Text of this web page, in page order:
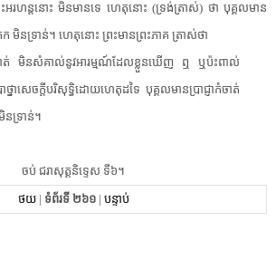
រហន្ត​នោះ មិន​មាន​ទេ​ ហេតុ​នោះ (ទ្រង់​ត្រាស់​) ថា បុគ្គល​មាន​
ក មិន​ទ្រាន់។ ហេតុ​នោះ ព្រះមានព្រះភាគ ត្រាស់​ថា​
ចាត់​ មិន​សំ​គា​ល់​នូវ​អារម្មណ៍​ដែល​ខ្លួន​ឃើញ​ ឮ ឬប៉ះពាល់​
នា​សេចក្តី​បរិសុទ្ធិ​ដោយហេតុ​ដទៃ​ បុគ្គល​មាន​ប្រាជ្ញា​កំចាត់​
ន​ទ្រាន់។
ចប់ ជរា​សុត្ត​និទ្ទេស ទី៦។
ថយ| ទំព័រទី ២៦១| បន្ទាប់